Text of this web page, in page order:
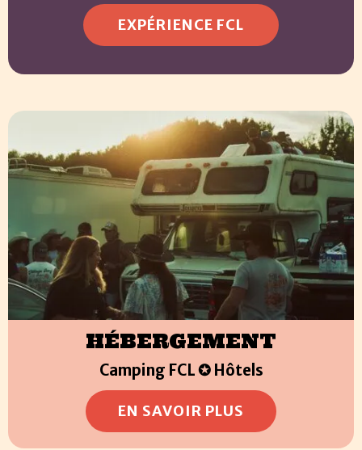
EXPÉRIENCE FCL
HÉBERGEMENT
Camping FCL ✪ Hôtels
EN SAVOIR PLUS